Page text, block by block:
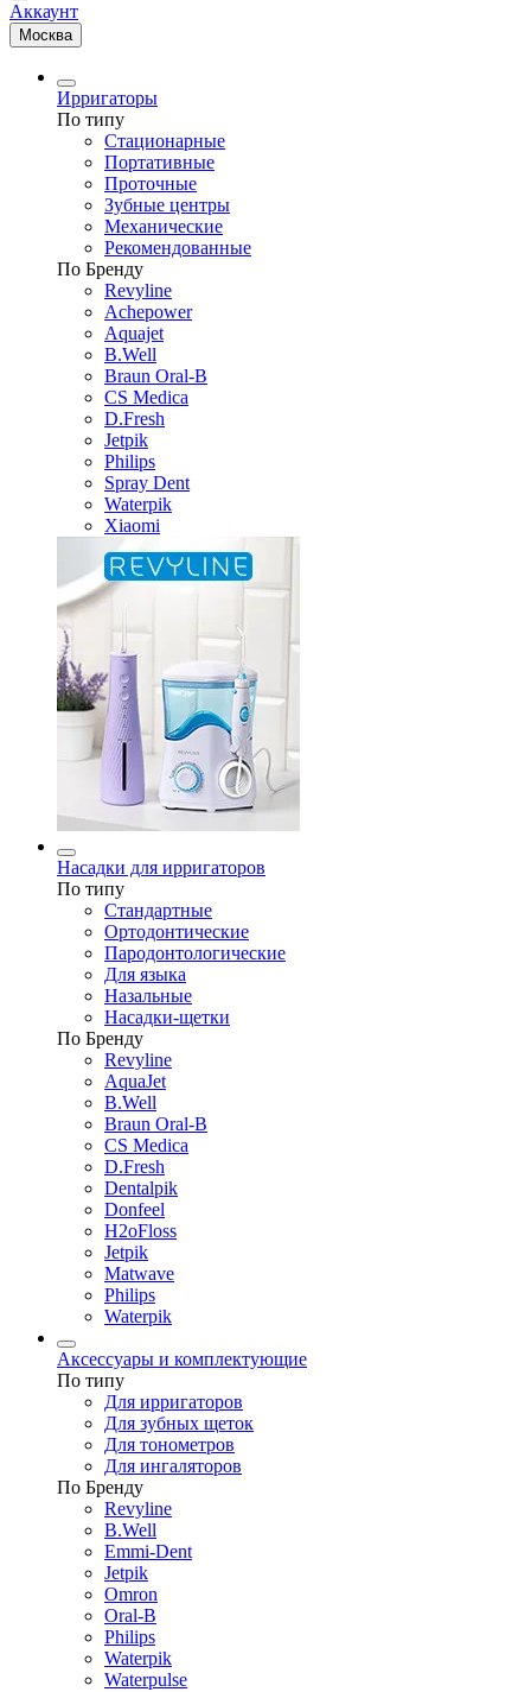
Аккаунт
Москва
Ирригаторы
По типу
Стационарные
Портативные
Проточные
Зубные центры
Механические
Рекомендованные
По Бренду
Revyline
Achepower
Aquajet
B.Well
Braun Oral-B
CS Medica
D.Fresh
Jetpik
Philips
Spray Dent
Waterpik
Xiaomi
Насадки для ирригаторов
По типу
Стандартные
Ортодонтические
Пародонтологические
Для языка
Назальные
Насадки-щетки
По Бренду
Revyline
AquaJet
B.Well
Braun Oral-B
CS Medica
D.Fresh
Dentalpik
Donfeel
H2oFloss
Jetpik
Matwave
Philips
Waterpik
Аксессуары и комплектующие
По типу
Для ирригаторов
Для зубных щеток
Для тонометров
Для ингаляторов
По Бренду
Revyline
B.Well
Emmi-Dent
Jetpik
Omron
Oral-B
Philips
Waterpik
Waterpulse